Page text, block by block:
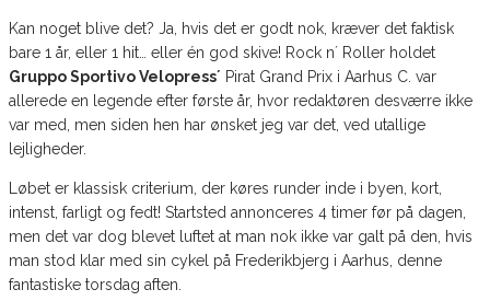
Kan noget blive det? Ja, hvis det er godt nok, kræver det faktisk
bare 1 år, eller 1 hit… eller én god skive! Rock n´ Roller holdet
Gruppo Sportivo Velopress´ Pirat Grand Prix i Aarhus C. var
allerede en legende efter første år, hvor redaktøren desværre ikke
var med, men siden hen har ønsket jeg var det, ved utallige
lejligheder.
Løbet er klassisk criterium, der køres runder inde i byen, kort,
intenst, farligt og fedt! Startsted annonceres 4 timer før på dagen,
men det var dog blevet luftet at man nok ikke var galt på den, hvis
man stod klar med sin cykel på Frederikbjerg i Aarhus, denne
fantastiske torsdag aften.